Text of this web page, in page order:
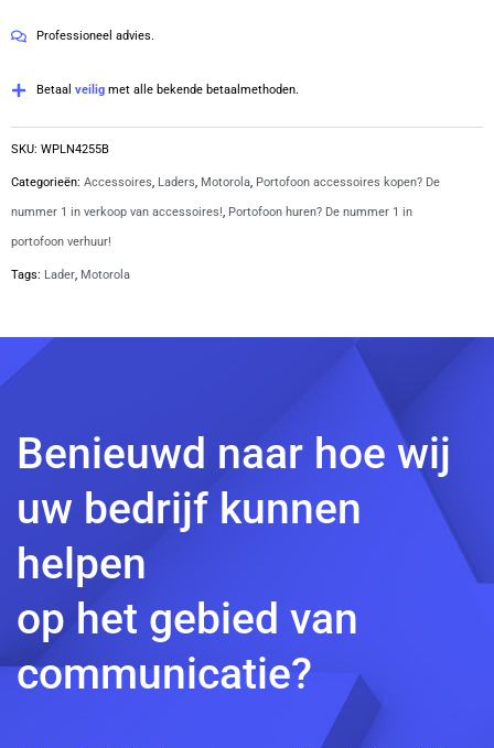
WPLN4255B
Professioneel advies.
Betaal veilig met alle bekende betaalmethoden.
SKU: WPLN4255B
Categorieën: Accessoires Laders Motorola Portofoon accessoires kopen? De
nummer 1 in verkoop van accessoires! Portofoon huren? De nummer 1 in
portofoon verhuur!
Tags: Lader Motorola
Benieuwd naar hoe wij
uw bedrijf kunnen
helpen
op het gebied van
communicatie?